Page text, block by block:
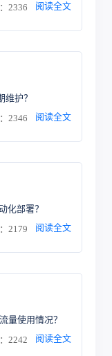
2336 阅读全文
护？
2346 阅读全文
化部署？
2179 阅读全文
量使用情况？
2242 阅读全文